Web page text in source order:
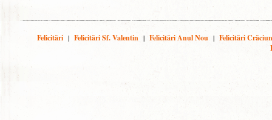
Felicitări | Felicitări Sf. Valentin | Felicitări Anul Nou | Felicitări